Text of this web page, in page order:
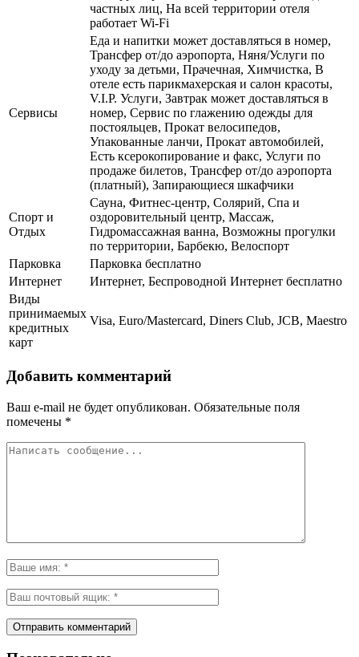
частных лиц, На всей территории отеля
работает Wi-Fi
Сервисы
Еда и напитки может доставляться в номер,
Трансфер от/до аэропорта, Няня/Услуги по
уходу за детьми, Прачечная, Химчистка, В
отеле есть парикмахерская и салон красоты,
V.I.P. Услуги, Завтрак может доставляться в
номер, Сервис по глажению одежды для
постояльцев, Прокат велосипедов,
Упакованные ланчи, Прокат автомобилей,
Есть ксерокопирование и факс, Услуги по
продаже билетов, Трансфер от/до аэропорта
(платный), Запирающиеся шкафчики
Спорт и
Отдых
Сауна, Фитнес-центр, Солярий, Спа и
оздоровительный центр, Массаж,
Гидромассажная ванна, Возможны прогулки
по территории, Барбекю, Велоспорт
Парковка
Парковка бесплатно
Интернет
Интернет, Беспроводной Интернет бесплатно
Виды
принимаемых
кредитных
карт
Visa, Euro/Mastercard, Diners Club, JCB, Maestro
Добавить комментарий
Ваш e-mail не будет опубликован. Обязательные поля
помечены *